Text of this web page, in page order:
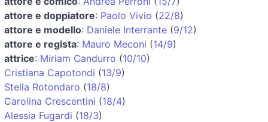
attore e doppiatore: Paolo Vivio (22/8)
attore e modello: Daniele Interrante (9/12)
attore e regista: Mauro Meconi (14/9)
attrice: Miriam Candurro (10/10)
Cristiana Capotondi (13/9)
Stella Rotondaro (18/8)
Carolina Crescentini (18/4)
Alessia Fugardi (18/3)